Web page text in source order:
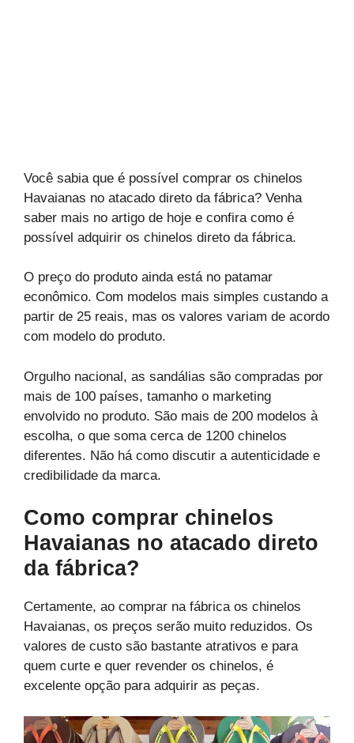
Você sabia que é possível comprar os chinelos
Havaianas no atacado direto da fábrica? Venha
saber mais no artigo de hoje e confira como é
possível adquirir os chinelos direto da fábrica.
O preço do produto ainda está no patamar
econômico. Com modelos mais simples custando a
partir de 25 reais, mas os valores variam de acordo
com modelo do produto.
Orgulho nacional, as sandálias são compradas por
mais de 100 países, tamanho o marketing
envolvido no produto. São mais de 200 modelos à
escolha, o que soma cerca de 1200 chinelos
diferentes. Não há como discutir a autenticidade e
credibilidade da marca.
Como comprar chinelos
Havaianas no atacado direto
da fábrica?
Certamente, ao comprar na fábrica os chinelos
Havaianas, os preços serão muito reduzidos. Os
valores de custo são bastante atrativos e para
quem curte e quer revender os chinelos, é
excelente opção para adquirir as peças.